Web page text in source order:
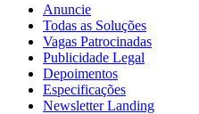
Anuncie
Todas as Soluções
Vagas Patrocinadas
Publicidade Legal
Depoimentos
Especificações
Newsletter Landing